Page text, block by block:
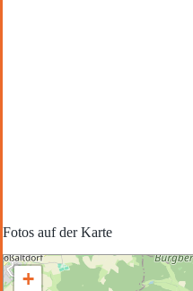
Fotos auf der Karte
+